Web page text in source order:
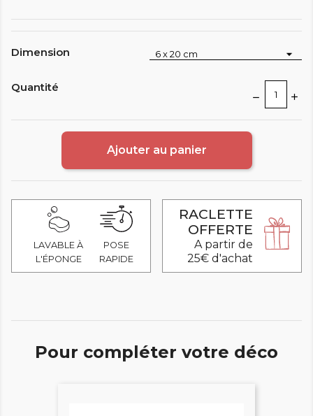
Dimension
Quantité
Ajouter au panier
LAVABLE À
L'ÉPONGE
POSE
RAPIDE
RACLETTE
OFFERTE
A partir de
25€ d'achat
Pour compléter votre déco